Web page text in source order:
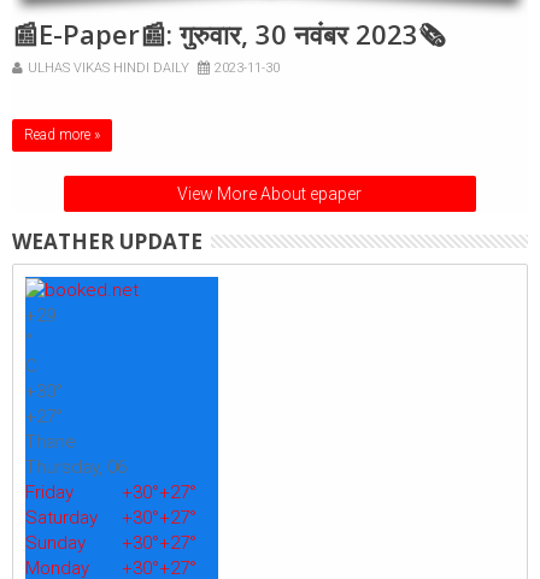
📰E-Paper📰: गुरुवार, 30 नवंबर 2023🗞
ULHAS VIKAS HINDI DAILY 2023-11-30
Read more »
View More About epaper
WEATHER UPDATE
+29
°
C
+30°
+27°
Thane
Thursday, 06
Friday
+30°+27°
Saturday
+30°+27°
Sunday
+30°+27°
Monday
+30°+27°